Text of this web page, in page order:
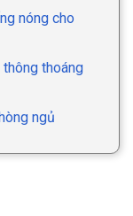
nóng cho
thoáng
ngủ